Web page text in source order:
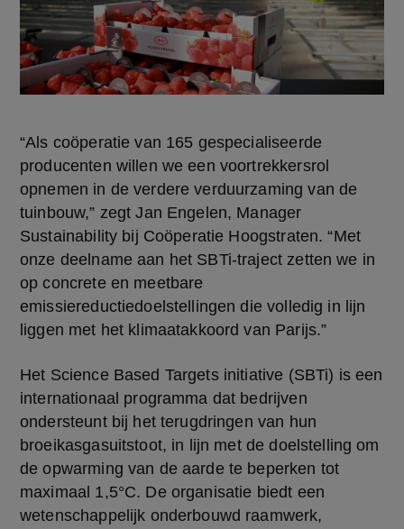
“Als coöperatie van 165 gespecialiseerde
producenten willen we een voortrekkersrol
opnemen in de verdere verduurzaming van de
tuinbouw,” zegt Jan Engelen, Manager
Sustainability bij Coöperatie Hoogstraten. “Met
onze deelname aan het SBTi-traject zetten we in
op concrete en meetbare
emissiereductiedoelstellingen die volledig in lijn
liggen met het klimaatakkoord van Parijs.”
Het Science Based Targets initiative (SBTi) is een
internationaal programma dat bedrijven
ondersteunt bij het terugdringen van hun
broeikasgasuitstoot, in lijn met de doelstelling om
de opwarming van de aarde te beperken tot
maximaal 1,5°C. De organisatie biedt een
wetenschappelijk onderbouwd raamwerk,